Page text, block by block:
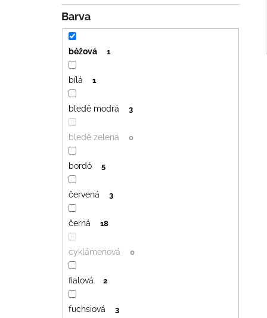
Barva
béžová 1
bílá 1
bledě modrá 3
bledě zelená 0
bordó 5
červená 3
černá 18
cyklámenová 0
fialová 2
fuchsiová 3